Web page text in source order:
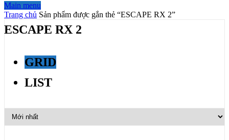
Main menu
Trang chủ Sản phẩm được gắn thẻ “ESCAPE RX 2”
ESCAPE RX 2
GRID
LIST